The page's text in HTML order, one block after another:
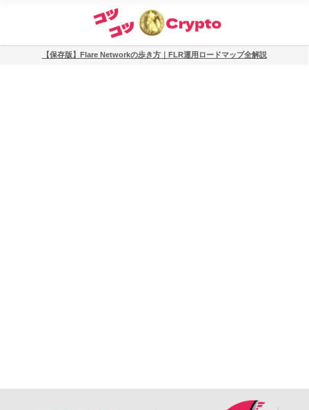
【保存版】Flare Networkの歩き方｜FLR運用ロードマップ全解説